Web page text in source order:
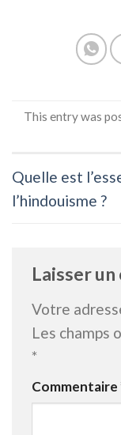
This entry was
Quelle est
l’hindouisme ?
Laisser
Votre
Les champs
*
Commentaire